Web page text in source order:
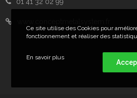
Ce site utilise des Cookies pour
fonctionnement et réaliser des
En savoir plus